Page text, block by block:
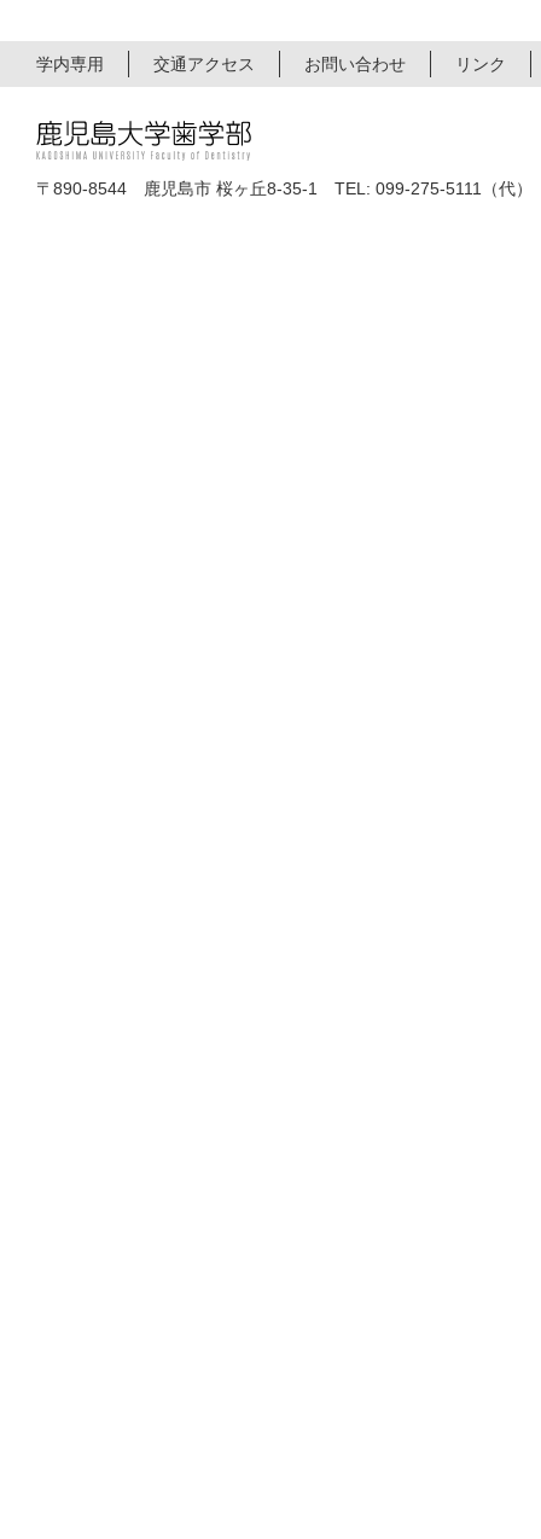
学内専用 交通アクセス お問い合わせ リンク
〒890-8544 鹿児島市 桜ヶ丘8-35-1 TEL: 099-275-5111（代）